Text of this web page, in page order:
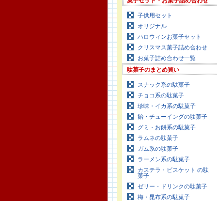
子供用セット
オリジナル
ハロウィンお菓子セット
クリスマス菓子詰め合わせ
お菓子詰め合わせ一覧
駄菓子のまとめ買い
スナック系の駄菓子
チョコ系の駄菓子
珍味・イカ系の駄菓子
飴・チューイングの駄菓子
グミ・お餅系の駄菓子
ラムネの駄菓子
ガム系の駄菓子
ラーメン系の駄菓子
カステラ・ビスケット の駄
菓子
ゼリー・ドリンクの駄菓子
梅・昆布系の駄菓子